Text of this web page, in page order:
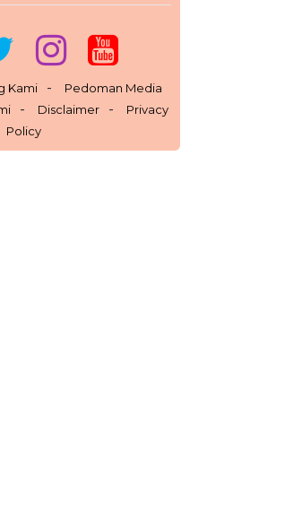
Kami
Pedoman Media
Disclaimer
Privacy
Policy